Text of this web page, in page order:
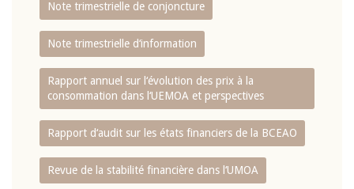
Note trimestrielle de conjoncture
Note trimestrielle d‘information
Rapport annuel sur l‘évolution des prix à la
consommation dans l‘UEMOA et perspectives
Rapport d‘audit sur les états financiers de la BCEAO
Revue de la stabilité financière dans l‘UMOA